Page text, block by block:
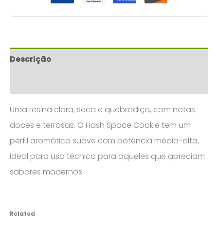
Descrição
Uma resina clara, seca e quebradiça, com notas
doces e terrosas. O Hash Space Cookie tem um
perfil aromático suave com potência média-alta,
ideal para uso técnico para aqueles que apreciam
sabores modernos
Related